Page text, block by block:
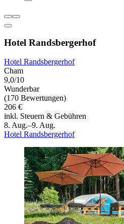
Hotel Randsbergerhof
Hotel Randsbergerhof
Cham
9,0/10
Wunderbar
(170 Bewertungen)
206 €
inkl. Steuern & Gebühren
8. Aug.–9. Aug.
Hotel Randsbergerhof